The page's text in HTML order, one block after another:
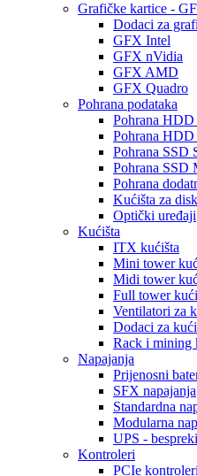
Grafičke kartice -
Dodaci za
GFX Intel
GFX nVidia
GFX AMD
GFX Quadro
Pohrana podataka
Pohrana
Pohrana
Pohrana SSD
Pohrana SSD
Pohrana
Kućišta za
Optički uređaji
Kućišta
ITX kućišta
Mini tower
Midi tower
Full tower
Ventilatori za
Dodaci za
Rack i mining
Napajanja
Prijenosni
SFX napajanja
Standardna
Modularna
UPS -
Kontroleri
PCIe kontroleri